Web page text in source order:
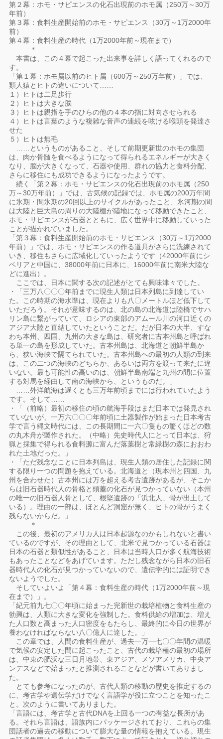
第２幕：ホモ・サピエンスの化石出現前のホモ属（250万～30万
年前）
第３幕：食料生産開始前のホモ・サピエンス（30万～1万2000年
前）
第４幕：食料生産の時代（1万2000年前～現在まで）
＊
本書は、この４幕で起こった出来事を詳しく語ってくれるので
す。
「第１幕：ホモ属以前のヒト属（600万～250万年前）」では、
類人猿とヒトの違いについて……
１）ヒトは二足歩行
２）ヒトは大きな脳
３）ヒトは親指を手のひらの他の４本の指に対向させられる
４）ヒトは言葉のような複雑な音声の連続を呟ける喉頭を発達さ
せた
５）ヒトは無毛
……というものがあること、そして前期更新世のホモの集団
は、肉か骨髄を食べるようになって得られるエネルギーが大きく
なり、脳が大きくなって、石器や使用、群れの協力と食料分配、
さらに移住にも成功できるようになったようです。
続く「第２幕：ホモ・サピエンスの化石出現前のホモ属（250
万～30万年前）」では、古気候の記録では、ホモ属の200万年間
に氷期・間氷期の20回以上のサイクルがあったこと、氷河期の間
は大陸と巨大島の周りの大陸棚が陸地になって移動できたこと、
ホモ・サピエンスが石器とともに、広く世界中に移動していった
ことが描かれていました。
「第３幕：食料生産開始前のホモ・サピエンス（30万～1万2000
年前）」では、ホモ・サピエンスの作る道具がさらに洗練されて
いき、移住もさらに広域化していったようです（42000年前にシ
ベリアと中国に、38000年前に日本に、16000年前に南米大陸な
どに進出）。
ここでは、日本に関する次の記述がとても興味津々でした。
・「三万八〇〇〇年前までに現生人類は日本列島に到達してい
た。この時期の海水準は、現在よりも八〇メートルほど低下して
いただろう。それが意味するのは、北の島の北海道は陸橋でサハ
リン島に繋がっていて、ロシアの東部のアムール川の河口近くの
アジア大陸と直結していたということだ。だが日本の大半、すな
わち本州、四国、九州の大きな島は、研究者に古本州島と呼ばれ
る単一の島を形成していた。古本州島は、北海道と朝鮮半島か
ら、狭い海峡で隔てられていた。古本州島への最初の人類の到来
は、この二つの海峡のどちらか、あるいは両方を渡って来たに違
いない。最も可能性の高いのは、朝鮮半島南端と九州の間に位置
する対馬を経由して南の海峡から、というものだ。」
……外洋航海は遅くとも三万年前頃までには行われていたよう
です。そして……
・「（前略）最初の移住の頃の航海手段はまだ日本では発見され
ていないが、一万六〇〇〇年前頃に土器製作が始まった日本考古
学で言う縄文時代には、この長期間に一六〇隻もの驚くほどの数
の丸木舟が製作された。（中略）先史時代人にとって日本は、狩
猟と採集で得られる食料源に富んだ落葉樹と常緑樹の森におおわ
れた土地だった。」
・「ただ残念なことに日本列島は、現生人類の居住した記録に関
する限り一つの問題を抱えている。北海道と（現本州と四国、九
州を合わせた）古本州には万を超える考古遺跡があるが、そこか
らは旧石器時代人の骨格と頭蓋の化石が見つかっていない（本州
の唯一の旧石器人骨として、根堅遺跡の「浜北人」骨が出土して
いる）。理由の一部は、ほとんど洞窟が無く、ヒトの骨がうまく
残らないからだ。」
＊
この後、最初のアメリカ人は日本起源なのかもしれないと書い
ているのですが、その理由として、北米で見つかっている石器は
日本の石器と類似性があること、日本は当時人口が多く航海技術
もあったことなどをあげています。ただし残念ながら日本の旧石
器時代人の化石が見つかっていないので、遺伝学的には証明でき
ないようでした。
そしていよいよ「第４幕：食料生産の時代（1万2000年前～現
在まで）」。
「紀元前九七〇〇年頃に始まった完新世の栽培植物と食料生産の
勃興は、人類に大きな変化を強制した。食料供給の増加は、増え
た人口数と高まった人口密度をもたらし、最終的に今日の世界が
養わなければならない八〇億人に達した。」
この章では、人間の食料生産が、過去一万一七〇〇年間の温暖
で気候の安定した間に起こったこと、古代の栽培種の最初の場所
は、中東の肥沃な三日月地帯、東アジア、メソアメリカ、中央ア
ンデスなどで始まったと推測されることなどが書いてありまし
た。
とても参考になったのが、古代人類の移動の歴史を推定するの
に、考古学や遺伝学だけでなく言語学が役に立つことを知ったこ
と。次のように書いてありました。
「言語には、考古学と古代DNAを上回る一つの有益な長所があ
る。それら言語は、語族内にパッケージされており、これらの集
団話者の過去の移動について膨大な量の情報を抱えている。現生